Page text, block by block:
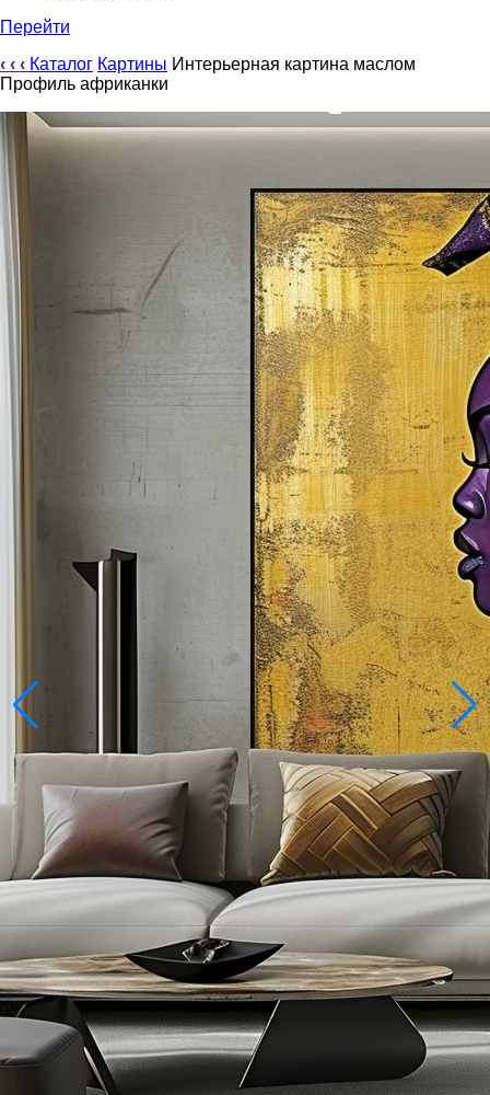
Перейти
‹ ‹ ‹ Каталог Картины Интерьерная картина маслом
Профиль африканки